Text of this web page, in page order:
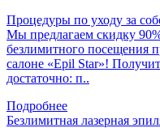
Процедуры по уходу за
Мы предлагаем скидку
безлимитного посещения
салоне «Epil Star»!
достаточно: п..
Подробнее
Безлимитная лазерная